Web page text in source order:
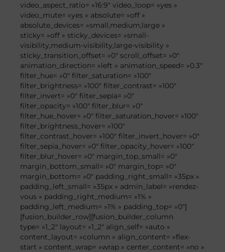
video_aspect_ratio= »16:9″ video_loop= »yes »
video_mute= »yes » absolute= »off »
absolute_devices= »small,medium,large »
sticky= »off » sticky_devices= »small-
visibility,medium-visibility,large-visibility »
sticky_transition_offset= »0″ scroll_offset= »0″
animation_direction= »left » animation_speed= »0.3″
filter_hue= »0″ filter_saturation= »100″
filter_brightness= »100″ filter_contrast= »100″
filter_invert= »0″ filter_sepia= »0″
filter_opacity= »100″ filter_blur= »0″
filter_hue_hover= »0″ filter_saturation_hover= »100″
filter_brightness_hover= »100″
filter_contrast_hover= »100″ filter_invert_hover= »0″
filter_sepia_hover= »0″ filter_opacity_hover= »100″
filter_blur_hover= »0″ margin_top_small= »0″
margin_bottom_small= »0″ margin_top= »0″
margin_bottom= »0″ padding_right_small= »35px »
padding_left_small= »35px » admin_label= »rendez-
vous » padding_right_medium= »1% »
padding_left_medium= »1% » padding_top= »0″]
[fusion_builder_row][fusion_builder_column
type= »1_2″ layout= »1_2″ align_self= »auto »
content_layout= »column » align_content= »flex-
start » content_wrap= »wrap » center_content= »no »